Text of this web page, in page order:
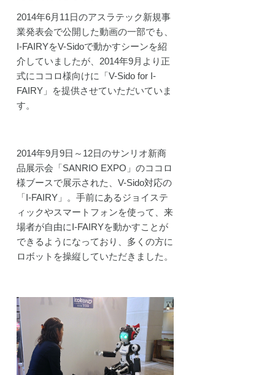
2014年6月11日のアスラテック新規事
業発表会で公開した動画の一部でも、
I-FAIRYをV-Sidoで動かすシーンを紹
介していましたが、2014年9月より正
式にココロ様向けに「V-Sido for I-
FAIRY」を提供させていただいていま
す。
2014年9月9日～12日のサンリオ新商
品展示会「SANRIO EXPO」のココロ
様ブースで展示された、V-Sido対応の
「I-FAIRY」。手前にあるジョイステ
ィックやスマートフォンを使って、来
場者が自由にI-FAIRYを動かすことが
できるようになっており、多くの方に
ロボットを操縦していただきました。